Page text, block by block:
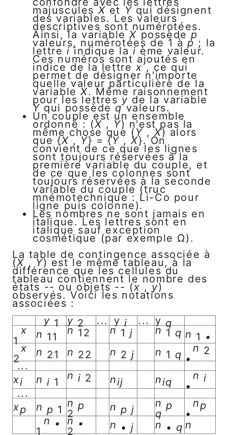
majusculesX et Y qui désignent
des variables. Les valeurs
descriptives sont numérotées.
Ainsi, la variableX possèdep
valeurs, numérotées de 1 àp ; la
lettreiindique laième valeur.
Ces numéros sont ajoutés en
indice de la lettre x, ce qui
permet de désigner n'importe
quelle valeur particulière de la
variableX. Même raisonnement
pour les lettres y de la variable
Y qui possèdeqvaleurs.
Un couple est un ensemble
ordonné : (X, Y) n'est pas la
même chose que ( Y ,X) alors
que {X , Y} = {Y ,X}. On
convient de ce que les lignes
sont toujours réservées à la
première variable du couple, et
de ce que les colonnes sont
toujours réservées à la seconde
variable du couple (truc
mnémotechnique : Li-Co pour
ligne puis colonne).
Les nombres ne sont jamais en
italique. Les lettres sont en
italique sauf exception
cosmétique (par exemple Ω).
La table de contingence associée à
(X ,Y) est le même tableau, à la
différence que les cellules du
tableau contiennent le nombre des
états -- ou objets -- (x ,y)
observés. Voici les notations
associées :
y 1 y 2 ... y i ... y q
x
1
n 11
n 12 n 1j n 1 q n 1 •
x
2
n 21 n 22 n 2j n 1 q
n 2
•
...
xi n i 1
n i 2 nij niq
n i
•
...
xp n p 1
n p
2
n p j
n p
q
np
•
n •
1
n •
2
n • j n • q n